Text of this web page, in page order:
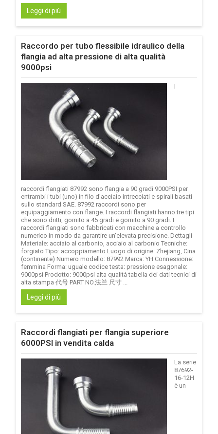
Leggi di più
Raccordo per tubo flessibile idraulico della
flangia ad alta pressione di alta qualità
9000psi
I
raccordi flangiati 87992 sono flangia a 90 gradi 9000PSI per
entrambi i tubi (uno) in filo d'acciaio intrecciati e spirali basati
sullo standard SAE. 87992 raccordi sono per
equipaggiamento con flange. I raccordi flangiati hanno tre tipi
che sono dritti, gomito a 45 gradi e gomito a 90 gradi. I
raccordi flangiati sono fabbricati con macchine a controllo
numerico in modo da garantire un'elevata precisione. Dettagli
Materiale: acciaio al carbonio, acciaio al carbonio Tecniche:
forgiato Tipo: accoppiamento Luogo di origine: Zhejiang, Cina
(continente) Numero modello: 87992 Marca: YH Connessione:
femmina Forma: uguale codice testa: pressione esagonale:
9000psi Prodotto: 9000psi alta qualità tabella dei dati tecnici di
alta stampa 代号 PART NO.法兰 尺寸 ...
Leggi di più
Raccordi flangiati per flangia superiore
6000PSI in vendita calda
La serie
87692-
16-12H
è un